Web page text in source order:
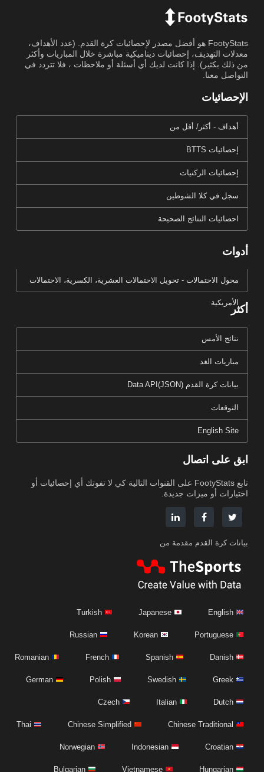
FootyStats هو أفضل مصدر لإحصائيات كرة القدم. (عدد الأهداف،
معدلات التهديف، إحصائيات ديناميكية مباشرة خلال المباريات وأكثر
من ذلك بكثير). إذا كانت لديك أي أسئلة أو ملاحظات ، فلا تتردد في
التواصل معنا.
الإحصائيات
أهداف - أكثر/ أقل من
إحصائيات BTTS
إحصائيات الركنيات
سجل في كلا الشوطين
احصائيات النتائج الصحيحة
أدوات
محول الاحتمالات - تحويل الاحتمالات العشرية، الكسرية، الاحتمالات
الأمريكية
أكثر
نتائج الأمس
مباريات الغد
بيانات كرة القدم Data API(JSON)
التوقعات
English Site
ابق على اتصال
تابع FootyStats على القنوات التالية كي لا تفوتك أي إحصائيات أو
اختيارات أو ميزات جديدة.
بيانات كرة القدم مقدمة من
English
Japanese
Turkish
Portuguese
Korean
Russian
Danish
Spanish
French
Romanian
Greek
Swedish
Polish
German
Dutch
Italian
Czech
Chinese Traditional
Chinese Simplified
Thai
Croatian
Indonesian
Norwegian
Hungarian
Vietnamese
Bulgarian